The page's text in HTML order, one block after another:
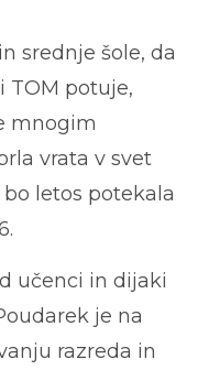
srednje šole, da
TOM potuje,
mnogim
vrata v svet
letos potekala
učenci in dijaki
je na
razreda in